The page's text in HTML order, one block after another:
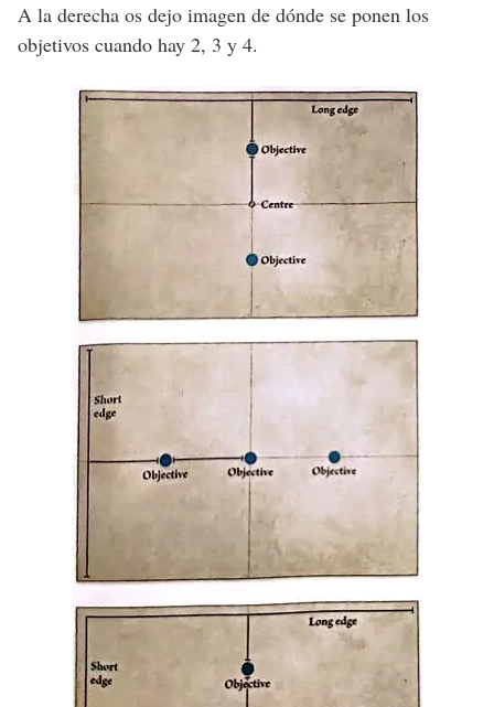
A la derecha os dejo imagen de dónde se ponen los
objetivos cuando hay 2, 3 y 4.